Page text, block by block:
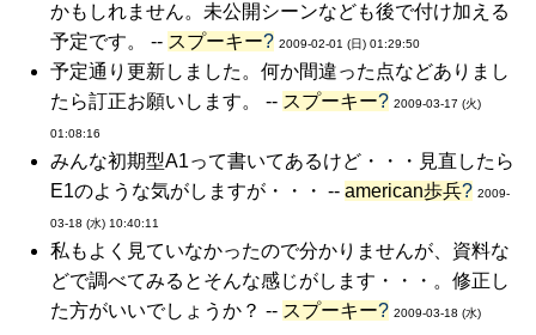
かもしれません。未公開シーンなども後で付け加える
予定です。 -- スプーキー? 2009-02-01 (日) 01:29:50
予定通り更新しました。何か間違った点などありまし
たら訂正お願いします。 -- スプーキー? 2009-03-17 (火)
01:08:16
みんな初期型A1って書いてあるけど・・・見直したら
E1のような気がしますが・・・ -- american歩兵? 2009-
03-18 (水) 10:40:11
私もよく見ていなかったので分かりませんが、資料な
どで調べてみるとそんな感じがします・・・。修正し
た方がいいでしょうか？ -- スプーキー? 2009-03-18 (水)